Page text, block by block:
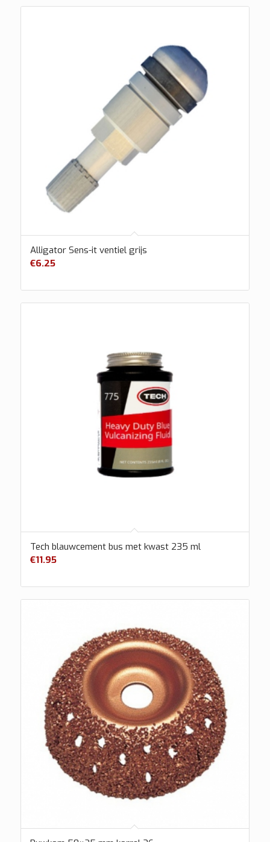
Alligator Sens-it ventiel grijs
€6.25
Tech blauwcement bus met kwast 235 ml
€11.95